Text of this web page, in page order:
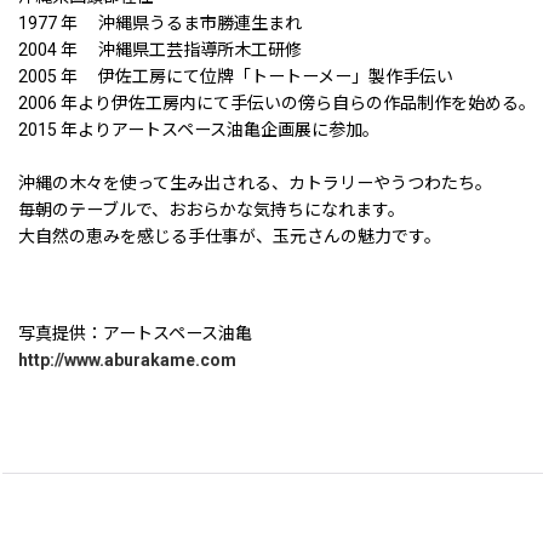
1977 年 沖縄県うるま市勝連生まれ
2004 年 沖縄県工芸指導所木工研修
2005 年 伊佐工房にて位牌「トートーメー」製作手伝い
2006 年より伊佐工房内にて手伝いの傍ら自らの作品制作を始める。
2015 年よりアートスペース油亀企画展に参加。
沖縄の木々を使って生み出される、カトラリーやうつわたち。
毎朝のテーブルで、おおらかな気持ちになれます。
大自然の恵みを感じる手仕事が、玉元さんの魅力です。
写真提供：アートスペース油亀
http://www.aburakame.com